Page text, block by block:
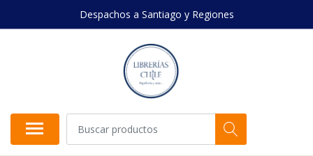
Despachos a Santiago y Regiones